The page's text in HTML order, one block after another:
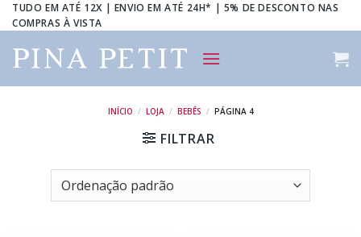
Skip
to
content
TUDO EM ATÉ 12X | ENVIO EM ATÉ 24H* | 5% DE DESCONTO NAS
COMPRAS À VISTA
INÍCIO / LOJA / BEBÊS / PÁGINA 4
FILTRAR